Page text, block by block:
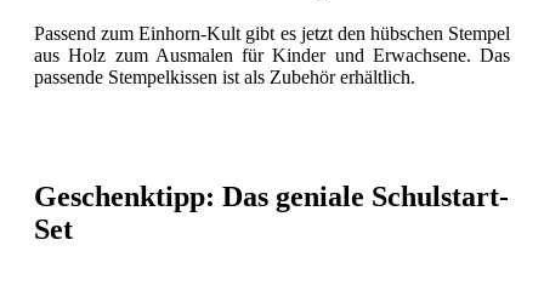
Passend zum Einhorn-Kult gibt es jetzt den hübschen Stempel
aus Holz zum Ausmalen für Kinder und Erwachsene. Das
passende Stempelkissen ist als Zubehör erhältlich.
Geschenktipp: Das geniale Schulstart-
Set